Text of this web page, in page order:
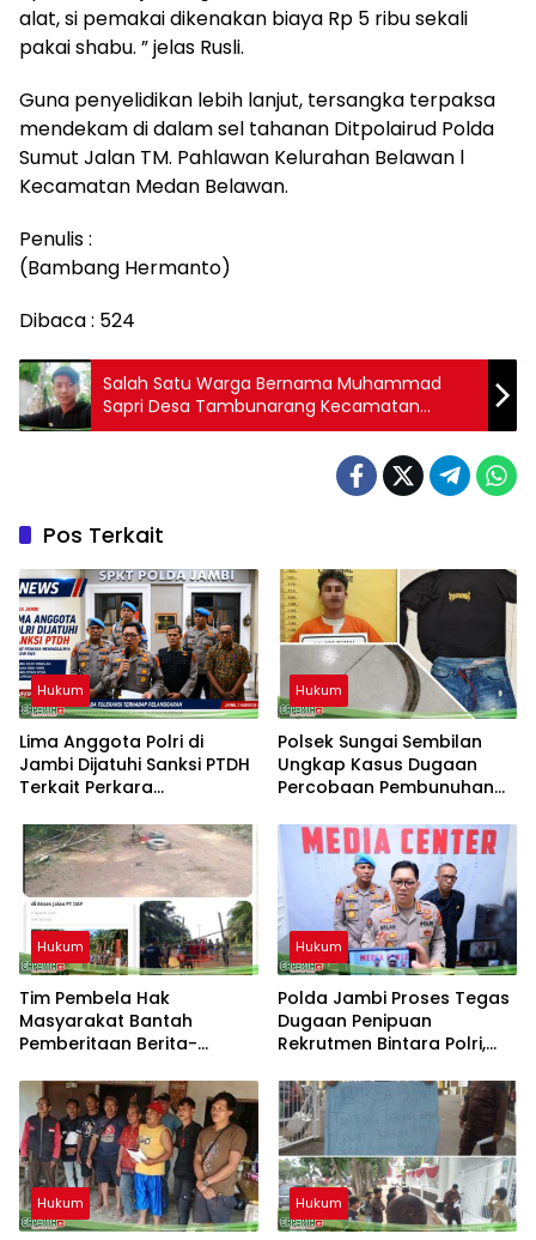
alat, si pemakai dikenakan biaya Rp 5 ribu sekali
pakai shabu. ” jelas Rusli.
Guna penyelidikan lebih lanjut, tersangka terpaksa
mendekam di dalam sel tahanan Ditpolairud Polda
Sumut Jalan TM. Pahlawan Kelurahan Belawan l
Kecamatan Medan Belawan.
Penulis :
(Bambang Hermanto)
Dibaca : 524
Salah Satu Warga Bernama Muhammad
Sapri Desa Tambunarang Kecamatan
Sumay Telah Pergi dari Rumah Tanpa Kabar
Pos Terkait
Hukum
Lima Anggota Polri di
Jambi Dijatuhi Sanksi PTDH
Terkait Perkara
Hukum
Polsek Sungai Sembilan
Ungkap Kasus Dugaan
Percobaan Pembunuhan
Hukum
Tim Pembela Hak
Masyarakat Bantah
Pemberitaan Berita-
Tidak Sesuai Fakta dan
Akan Tempuh Jalur Dewan
Pers
Hukum
Polda Jambi Proses Tegas
Dugaan Penipuan
Rekrutmen Bintara Polri,
Hukum Hukum